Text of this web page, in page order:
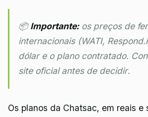
📦Importante:os preços de
internacionais (WATI,
dólar e o plano contratado.
site oficial antes de decidir.
Os planos da Chatsac, em reais e